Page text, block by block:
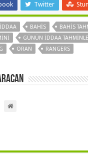
Twitter
BAHIS BAHIS
GÜNÜN IDDAA
ORAN RANGERS